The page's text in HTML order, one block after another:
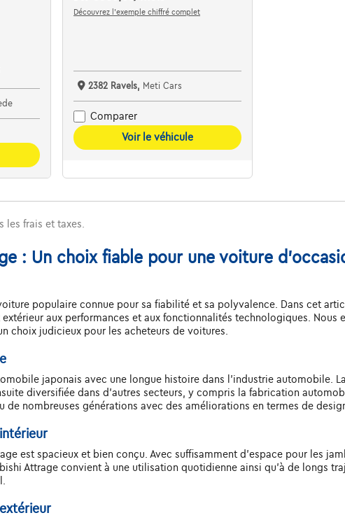
Découvrez l’exemple chiffré complet
2382 Ravels, Meti Cars
Comparer
Voir le véhicule
les frais et taxes.
: Un choix fiable pour une voiture
populaire connue pour sa fiabilité et sa polyvalence. Dans cet
aux performances et aux fonctionnalités technologiques. Nous
choix judicieux pour les acheteurs de voitures.
japonais avec une longue histoire dans l'industrie automobile.
diversifiée dans d'autres secteurs, y compris la fabrication
de nombreuses générations avec des améliorations en termes de
est spacieux et bien conçu. Avec suffisamment d'espace pour les
Attrage convient à une utilisation quotidienne ainsi qu'à de longs